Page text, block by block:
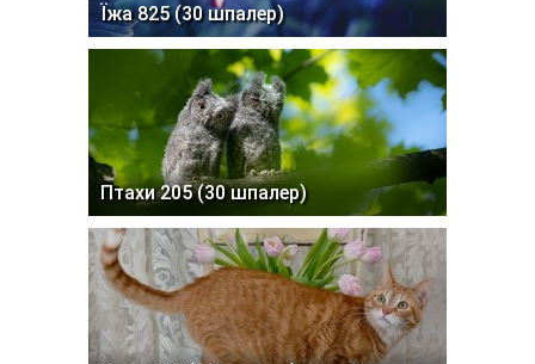
Їжа 825 (30 шпалер)
Птахи 205 (30 шпалер)